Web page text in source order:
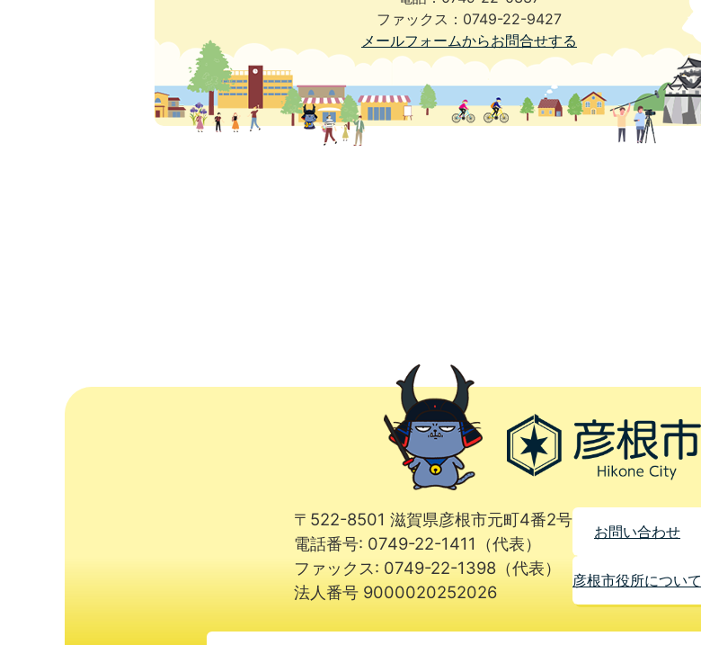
ファックス：0749-22-9427
メールフォームからお問合せする
〒522-8501 滋賀県彦根市元町4番2号
電話番号: 0749-22-1411（代表）
ファックス: 0749-22-1398（代表）
法人番号 9000020252026
お問い合わせ
彦根市役所について